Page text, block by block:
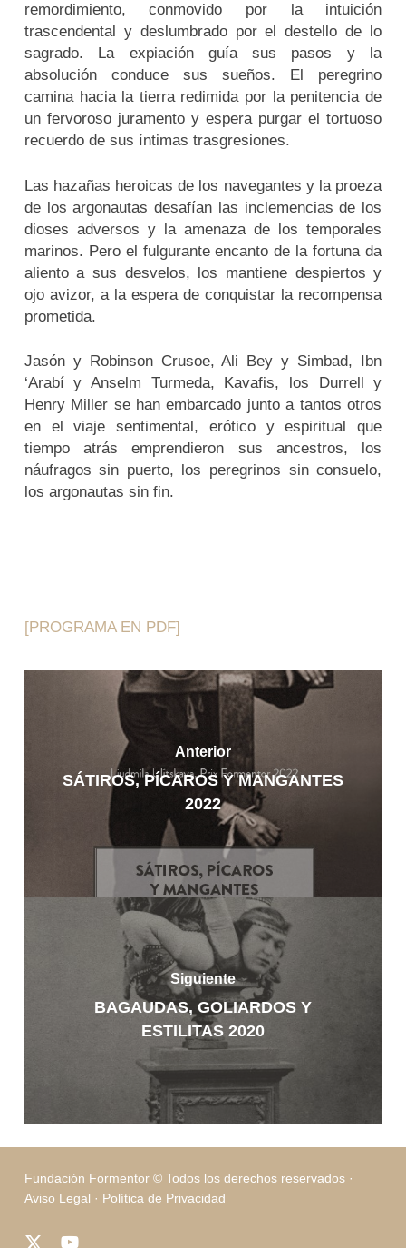
remordimiento, conmovido por la intuición
trascendental y deslumbrado por el destello de lo
sagrado. La expiación guía sus pasos y la
absolución conduce sus sueños. El peregrino
camina hacia la tierra redimida por la penitencia de
un fervoroso juramento y espera purgar el tortuoso
recuerdo de sus íntimas trasgresiones.
Las hazañas heroicas de los navegantes y la proeza
de los argonautas desafían las inclemencias de los
dioses adversos y la amenaza de los temporales
marinos. Pero el fulgurante encanto de la fortuna da
aliento a sus desvelos, los mantiene despiertos y
ojo avizor, a la espera de conquistar la recompensa
prometida.
Jasón y Robinson Crusoe, Ali Bey y Simbad, Ibn
‘Arabí y Anselm Turmeda, Kavafis, los Durrell y
Henry Miller se han embarcado junto a tantos otros
en el viaje sentimental, erótico y espiritual que
tiempo atrás emprendieron sus ancestros, los
náufragos sin puerto, los peregrinos sin consuelo,
los argonautas sin fin.
[PROGRAMA EN PDF]
Anterior
SÁTIROS, PÍCAROS Y MANGANTES
2022
Siguiente
BAGAUDAS, GOLIARDOS Y
ESTILITAS 2020
Fundación Formentor © Todos los derechos reservados ·
Aviso Legal · Política de Privacidad
x- youtube